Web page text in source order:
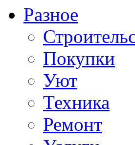
Разное
Покупки
Уют
Техника
Ремонт